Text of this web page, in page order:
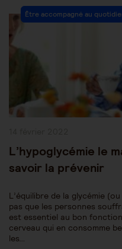
Post
Category:
Être accompagné au
L’hypoglycémie le
savoir la prévenir
L’équilibre de la glycémie
pas que les personnes
est essentiel au bon
cerveau qui en consomme
les…